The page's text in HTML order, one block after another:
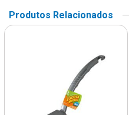
Produtos Relacionados